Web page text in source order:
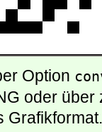
Option
oder